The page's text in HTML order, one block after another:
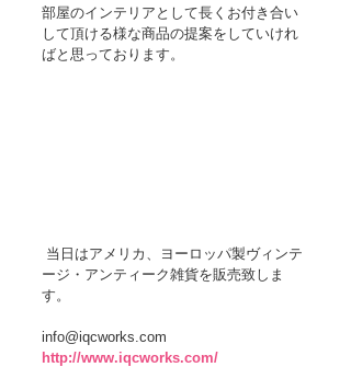
部屋のインテリアとして長くお付き合い
して頂ける様な商品の提案をしていけれ
ばと思っております。
ージ・アンティーク雑貨を販売致しま
す。
info@iqcworks.com
http://www.iqcworks.com/